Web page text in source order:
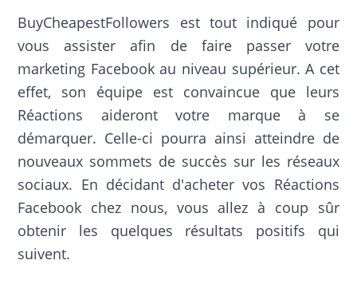
BuyCheapestFollowers est tout indiqué pour
vous assister afin de faire passer votre
marketing Facebook au niveau supérieur. A cet
effet, son équipe est convaincue que leurs
Réactions aideront votre marque à se
démarquer. Celle-ci pourra ainsi atteindre de
nouveaux sommets de succès sur les réseaux
sociaux. En décidant d'acheter vos Réactions
Facebook chez nous, vous allez à coup sûr
obtenir les quelques résultats positifs qui
suivent.